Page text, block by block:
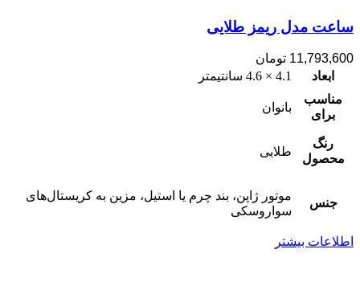
ساعت مدل ریمز طلایی
11,793,600 تومان
ابعاد
4.1 × 4.6 سانتیمتر
مناسب
برای
بانوان
رنگ
محصول
طلایی
جنس
موتور ژاپن، بند چرم یا استیل، مزین به کریستال‌های
سواروسکی
اطلاعات بیشتر